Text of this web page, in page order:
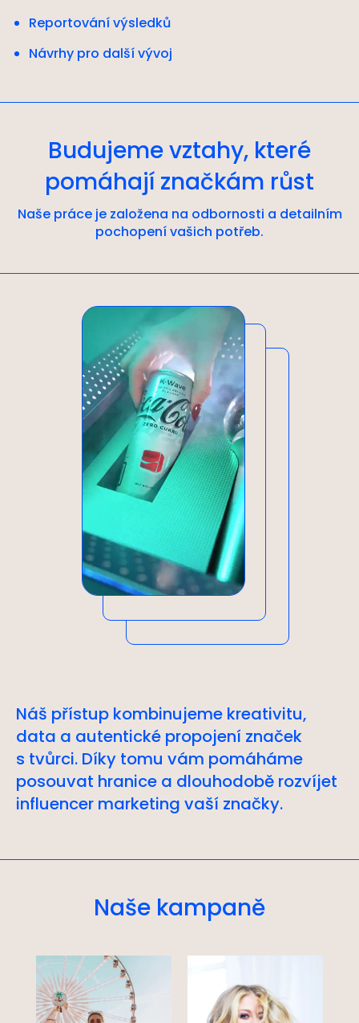
Reportování výsledků
Návrhy pro další vývoj
Budujeme vztahy, které
pomáhají značkám růst
Naše práce je založena na odbornosti a detailním
pochopení vašich potřeb.
Náš přístup kombinujeme kreativitu,
data a autentické propojení značek
s tvůrci. Díky tomu vám pomáháme
posouvat hranice a dlouhodobě rozvíjet
influencer marketing vaší značky.
Naše kampaně